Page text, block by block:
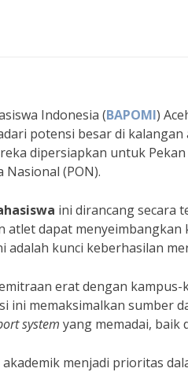
Indonesia (BAPOMI)
potensi besar di
dipersiapkan untuk Pekan
Nasional (PON).
ini dirancang secara
atlet dapat
adalah kunci keberhasilan
erat dengan
ini memaksimalkan sumber
system yang memadai, baik
menjadi prioritas